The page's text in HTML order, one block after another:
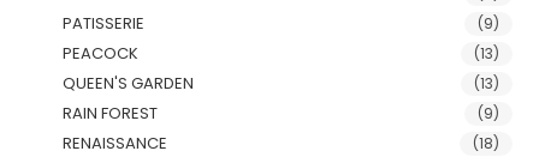
PATISSERIE (9)
PEACOCK (13)
QUEEN'S GARDEN (13)
RAIN FOREST (9)
RENAISSANCE (18)